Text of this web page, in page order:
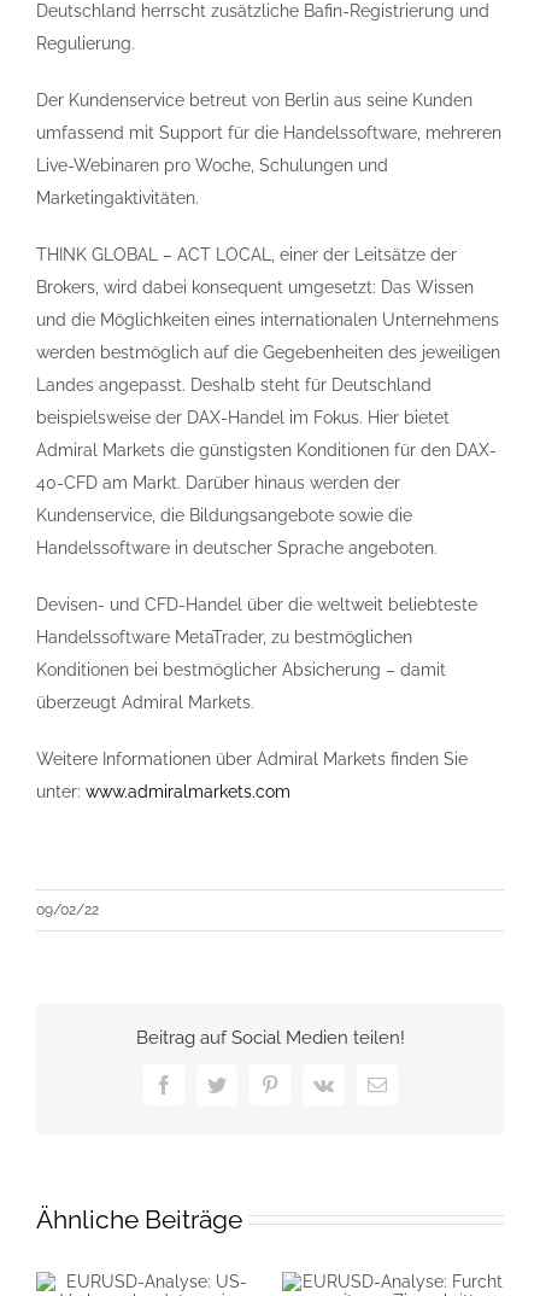
Deutschland herrscht zusätzliche Bafin-Registrierung und
Regulierung.
Der Kundenservice betreut von Berlin aus seine Kunden
umfassend mit Support für die Handelssoftware, mehreren
Live-Webinaren pro Woche, Schulungen und
Marketingaktivitäten.
THINK GLOBAL – ACT LOCAL, einer der Leitsätze der
Brokers, wird dabei konsequent umgesetzt: Das Wissen
und die Möglichkeiten eines internationalen Unternehmens
werden bestmöglich auf die Gegebenheiten des jeweiligen
Landes angepasst. Deshalb steht für Deutschland
beispielsweise der DAX-Handel im Fokus. Hier bietet
Admiral Markets die günstigsten Konditionen für den DAX-
40-CFD am Markt. Darüber hinaus werden der
Kundenservice, die Bildungsangebote sowie die
Handelssoftware in deutscher Sprache angeboten.
Devisen- und CFD-Handel über die weltweit beliebteste
Handelssoftware MetaTrader, zu bestmöglichen
Konditionen bei bestmöglicher Absicherung – damit
überzeugt Admiral Markets.
Weitere Informationen über Admiral Markets finden Sie
unter: www.admiralmarkets.com
09/02/22
Beitrag auf Social Medien teilen!
FacebookTwitterPinterest
Vk
E-
Ähnliche Beiträge